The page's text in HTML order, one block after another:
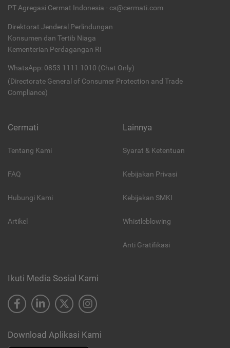
PT Agregasi Cermat Indonesia - cs@cermati.com
Direktorat Jenderal Perlindungan
Konsumen dan Tertib Niaga
Kementerian Perdagangan RI
WhatsApp: 0853 1111 1010 (Chat Only)
(Directorate General of Consumer Protection and Trade
Compliance)
Cermati
Tentang Kami
FAQ
Hubungi Kami
Artikel
Lainnya
Syarat & Ketentuan
Kebijakan Privasi
Kebijakan SMKI
Whistleblowing
Anti Gratifikasi
Ikuti Media Sosial Kami
Download Aplikasi Kami